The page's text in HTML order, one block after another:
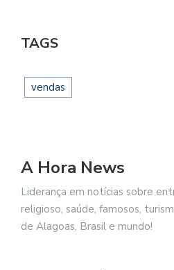
TAGS
vendas
A Hora News
Liderança em notícias sobre
religioso, saúde, famosos,
de Alagoas, Brasil e mundo!